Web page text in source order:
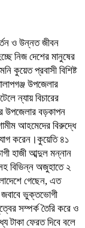
ও উন্নত জীবন
নিজ দেশের মানুষের
কুয়েত প্রবাসী বিশিষ্ট
উপজেলার
ন্যায় বিচারের
উপজেলার বড়কাপন
আহমেদের বিরুদ্ধে
করেন।কুয়েতি ৪১
হাজী আব্দুল মন্নান
বিভিন্ন অজুহাতে ২
গেছেন, এত
জবাবে ভুক্তভোগী
সম্পর্ক তৈরি করে ও
টাকা ফেরত দিবে বলে